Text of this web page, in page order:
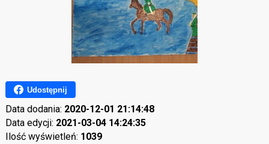
Udostępnij
Data dodania: 2020-12-01 21:14:48
Data edycji: 2021-03-04 14:24:35
Ilość wyświetleń: 1039